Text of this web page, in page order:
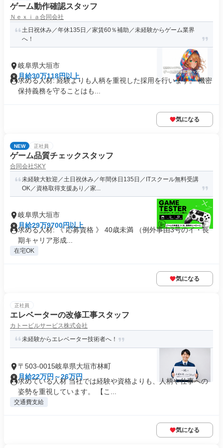
ゲーム動作確認スタッフ
Ｎｅｘｉａ合同会社
土日祝休み／年休135日／家賃60％補助／未経験からゲーム業界
へ！
岐阜県大垣市
月給30万118円以上
求める人材: 経験よりも人柄を重視した採用を行います。 機密
保持義務を守ることはも...
気になる
NEW 正社員
ゲーム品質チェックスタッフ
合同会社SKY
未経験大歓迎／土日祝休み／年間休日135日／ITスクール無料受講
OK／資格取得支援あり／家...
岐阜県大垣市
月給29万9700円以上
求める人材: 《 応募資格 》 40歳未満 （例外事由3号のイ・長
期キャリア形成...
在宅OK
気になる
正社員
エレベーターの改修工事スタッフ
カトービルサービス株式会社
未経験からエレベーター技術者へ！
〒503-0015岐阜県大垣市林町
月給22万円～26万円
求めている人材 当社では経験や資格よりも、人柄や仕事への
姿勢を重視しています。 【こ...
交通費支給
気になる